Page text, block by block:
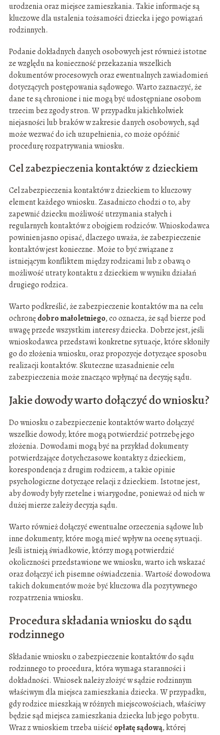
urodzenia oraz miejsce zamieszkania. Takie informacje są
kluczowe dla ustalenia tożsamości dziecka i jego powiązań
rodzinnych.
Podanie dokładnych danych osobowych jest również istotne
ze względu na konieczność przekazania wszelkich
dokumentów procesowych oraz ewentualnych zawiadomień
dotyczących postępowania sądowego. Warto zaznaczyć, że
dane te są chronione i nie mogą być udostępniane osobom
trzecim bez zgody stron. W przypadku jakichkolwiek
niejasności lub braków w zakresie danych osobowych, sąd
może wezwać do ich uzupełnienia, co może opóźnić
procedurę rozpatrywania wniosku.
Cel zabezpieczenia kontaktów z dzieckiem
Cel zabezpieczenia kontaktów z dzieckiem to kluczowy
element każdego wniosku. Zasadniczo chodzi o to, aby
zapewnić dziecku możliwość utrzymania stałych i
regularnych kontaktów z obojgiem rodziców. Wnioskodawca
powinien jasno opisać, dlaczego uważa, że zabezpieczenie
kontaktów jest konieczne. Może to być związane z
istniejącym konfliktem między rodzicami lub z obawą o
możliwość utraty kontaktu z dzieckiem w wyniku działań
drugiego rodzica.
Warto podkreślić, że zabezpieczenie kontaktów ma na celu
ochronędobro małoletniego, co oznacza, że sąd bierze pod
uwagę przede wszystkim interesy dziecka. Dobrze jest, jeśli
wnioskodawca przedstawi konkretne sytuacje, które skłoniły
go do złożenia wniosku, oraz propozycje dotyczące sposobu
realizacji kontaktów. Skuteczne uzasadnienie celu
zabezpieczenia może znacząco wpłynąć na decyzję sądu.
Jakie dowody warto dołączyć do wniosku?
Do wniosku o zabezpieczenie kontaktów warto dołączyć
wszelkie dowody, które mogą potwierdzić potrzebę jego
złożenia. Dowodami mogą być na przykład dokumenty
potwierdzające dotychczasowe kontakty z dzieckiem,
korespondencja z drugim rodzicem, a także opinie
psychologiczne dotyczące relacji z dzieckiem. Istotne jest,
aby dowody były rzetelne i wiarygodne, ponieważ od nich w
dużej mierze zależy decyzja sądu.
Warto również dołączyć ewentualne orzeczenia sądowe lub
inne dokumenty, które mogą mieć wpływ na ocenę sytuacji.
Jeśli istnieją świadkowie, którzy mogą potwierdzić
okoliczności przedstawione we wniosku, warto ich wskazać
oraz dołączyć ich pisemne oświadczenia. Wartość dowodowa
takich dokumentów może być kluczowa dla pozytywnego
rozpatrzenia wniosku.
Procedura składania wniosku do sądu
rodzinnego
Składanie wniosku o zabezpieczenie kontaktów do sądu
rodzinnego to procedura, która wymaga staranności i
dokładności. Wniosek należy złożyć w sądzie rodzinnym
właściwym dla miejsca zamieszkania dziecka. W przypadku,
gdy rodzice mieszkają w różnych miejscowościach, właściwy
będzie sąd miejsca zamieszkania dziecka lub jego pobytu.
Wraz z wnioskiem trzeba uiścić opłatę sądową, której